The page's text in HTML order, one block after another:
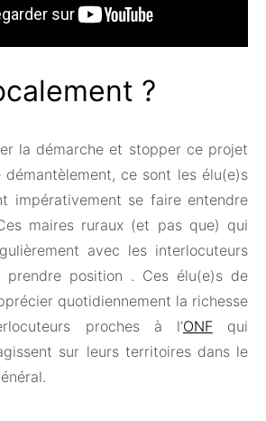
?
la démarche et stopper ce projet
ce sont les élu(e)s
impérativement se faire entendre
maires ruraux (et pas que) qui
avec les interlocuteurs
prendre position . Ces élu(e)s de
quotidiennement la richesse
proches à l’ONFqui
sur leurs territoires dans le